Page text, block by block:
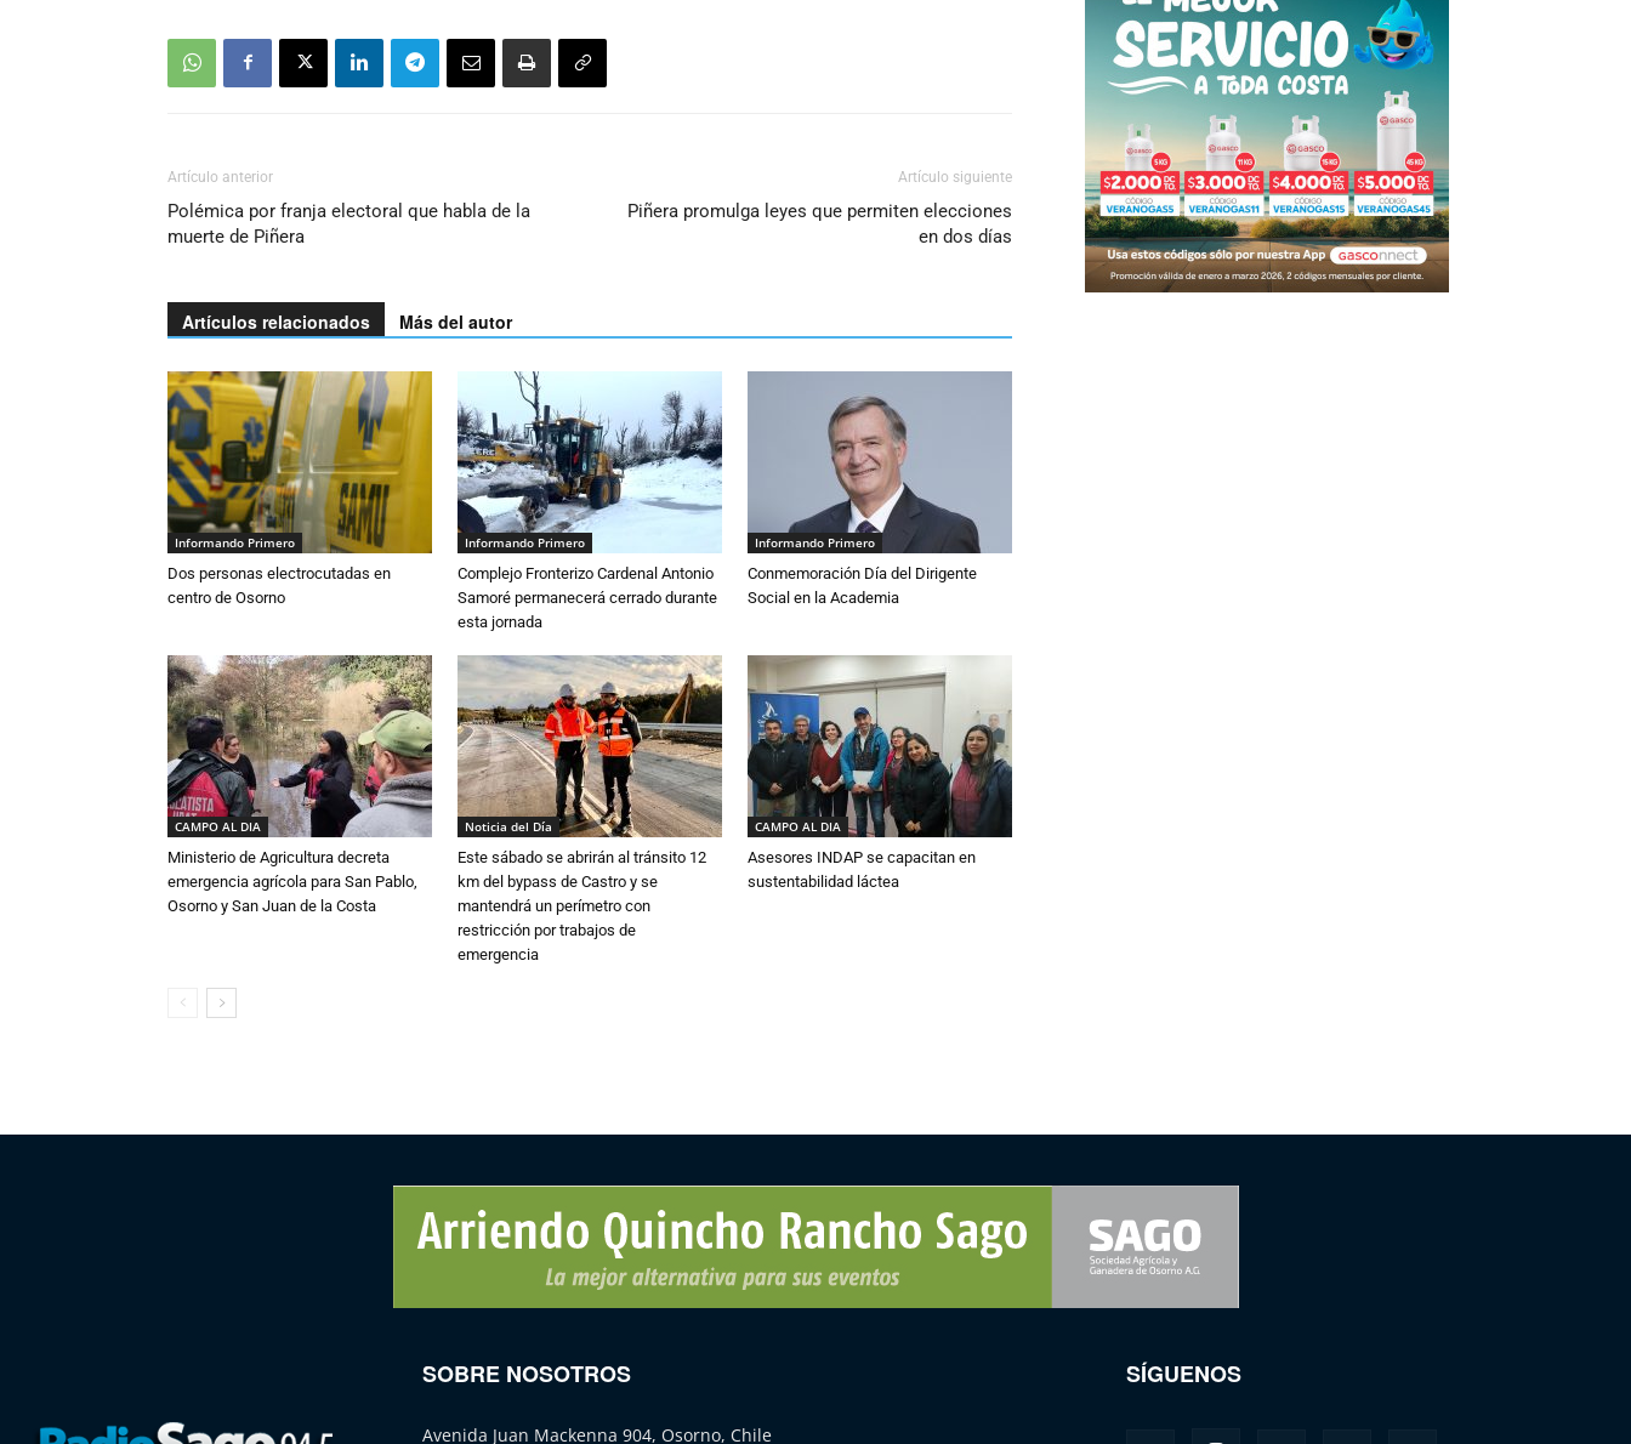
volumen.
Artículo anterior
Polémica por franja electoral que habla de la
muerte de Piñera
Artículo siguiente
Piñera promulga leyes que permiten elecciones
en dos días
Artículos relacionados Más del autor
Informando Primero
Dos personas electrocutadas en
centro de Osorno
Informando Primero
Complejo Fronterizo Cardenal Antonio
Samoré permanecerá cerrado durante
esta jornada
Informando Primero
Conmemoración Día del Dirigente
Social en la Academia
CAMPO AL DIA
Ministerio de Agricultura decreta
emergencia agrícola para San Pablo,
Osorno y San Juan de la Costa
Noticia del Día
Este sábado se abrirán al tránsito 12
km del bypass de Castro y se
mantendrá un perímetro con
restricción por trabajos de
emergencia
CAMPO AL DIA
Asesores INDAP se capacitan en
sustentabilidad láctea
SOBRE NOSOTROS
Avenida Juan Mackenna 904, Osorno, Chile
SÍGUENOS